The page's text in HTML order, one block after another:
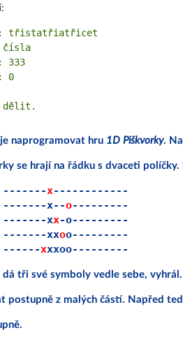
třistatřiatřicet
čísla
333
0
naprogramovat hru 1D Piškvorky.
se hrají na řádku s dvaceti
-------x------------
-------x--o---------
-------xx-o---------
-------xxoo---------
------x
dá tři své symboly vedle sebe, vyhrál.
postupně z malých částí. Napřed